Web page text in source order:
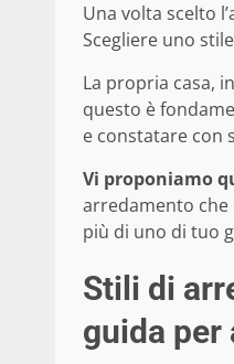
Una volta scelto
Scegliere uno
La propria casa,
questo è
e constatare con
Vi proponiamo
arredamento che
più di uno di tuo
Stili di
guida per